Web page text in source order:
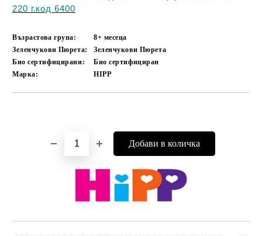
220 г.код 6400
Възрастова група:
8+ месеца
Зеленчукови Пюрета:
Зеленчукови Пюрета
Био сертифицирани:
Био сертифициран
Марка:
HIPP